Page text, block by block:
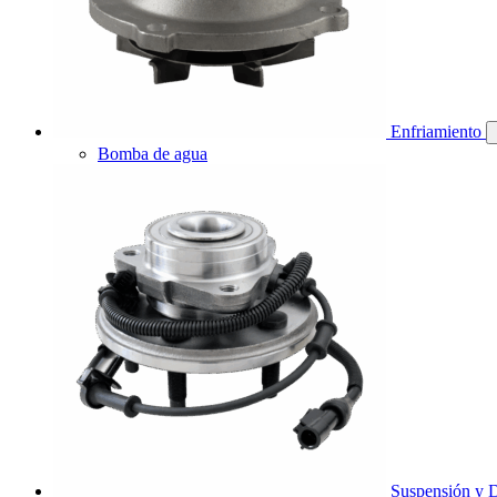
Enfriamiento
Bomba de agua
Suspensión y